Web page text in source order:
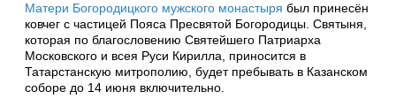
Матери Богородицкого мужского монастыря был принесён
ковчег с частицей Пояса Пресвятой Богородицы. Святыня,
которая по благословению Святейшего Патриарха
Московского и всея Руси Кирилла, приносится в
Татарстанскую митрополию, будет пребывать в Казанском
соборе до 14 июня включительно.